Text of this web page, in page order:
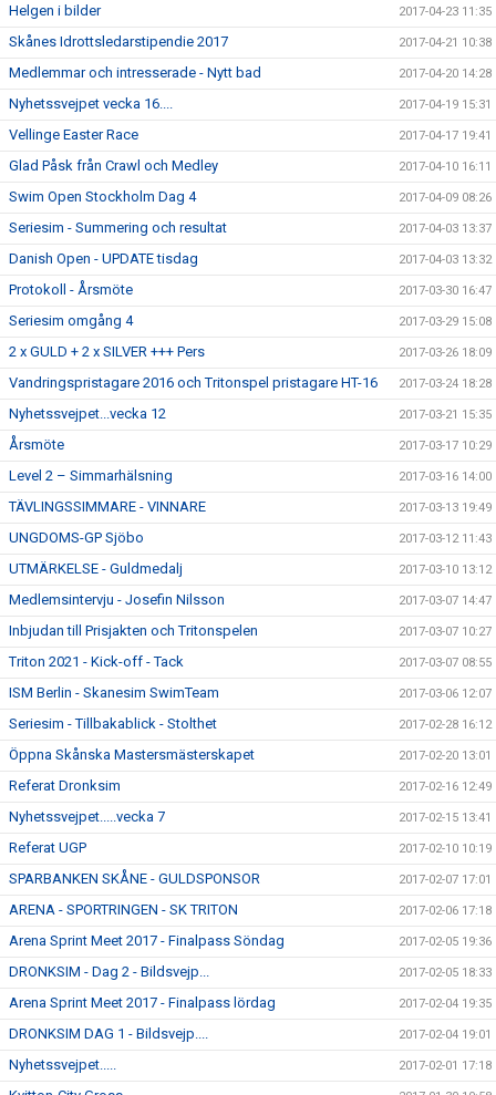
Helgen i bilder 2017-04-23 11:35
Skånes Idrottsledarstipendie 2017 2017-04-21 10:38
Medlemmar och intresserade - Nytt bad 2017-04-20 14:28
Nyhetssvejpet vecka 16.... 2017-04-19 15:31
Vellinge Easter Race 2017-04-17 19:41
Glad Påsk från Crawl och Medley 2017-04-10 16:11
Swim Open Stockholm Dag 4 2017-04-09 08:26
Seriesim - Summering och resultat 2017-04-03 13:37
Danish Open - UPDATE tisdag 2017-04-03 13:32
Protokoll - Årsmöte 2017-03-30 16:47
Seriesim omgång 4 2017-03-29 15:08
2 x GULD + 2 x SILVER +++ Pers 2017-03-26 18:09
Vandringspristagare 2016 och Tritonspel pristagare HT-16 2017-03-24 18:28
Nyhetssvejpet...vecka 12 2017-03-21 15:35
Årsmöte 2017-03-17 10:29
Level 2 – Simmarhälsning 2017-03-16 14:00
TÄVLINGSSIMMARE - VINNARE 2017-03-13 19:49
UNGDOMS-GP Sjöbo 2017-03-12 11:43
UTMÄRKELSE - Guldmedalj 2017-03-10 13:12
Medlemsintervju - Josefin Nilsson 2017-03-07 14:47
Inbjudan till Prisjakten och Tritonspelen 2017-03-07 10:27
Triton 2021 - Kick-off - Tack 2017-03-07 08:55
ISM Berlin - Skanesim SwimTeam 2017-03-06 12:07
Seriesim - Tillbakablick - Stolthet 2017-02-28 16:12
Öppna Skånska Mastersmästerskapet 2017-02-20 13:01
Referat Dronksim 2017-02-16 12:49
Nyhetssvejpet.....vecka 7 2017-02-15 13:41
Referat UGP 2017-02-10 10:19
SPARBANKEN SKÅNE - GULDSPONSOR 2017-02-07 17:01
ARENA - SPORTRINGEN - SK TRITON 2017-02-06 17:18
Arena Sprint Meet 2017 - Finalpass Söndag 2017-02-05 19:36
DRONKSIM - Dag 2 - Bildsvejp... 2017-02-05 18:33
Arena Sprint Meet 2017 - Finalpass lördag 2017-02-04 19:35
DRONKSIM DAG 1 - Bildsvejp.... 2017-02-04 19:01
Nyhetssvejpet..... 2017-02-01 17:18